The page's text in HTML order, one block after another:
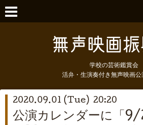
学校の芸術鑑賞会
活弁・生演奏付き無声映画公
2020.09.01 (Tue) 20:20
公演カレンダーに「9/